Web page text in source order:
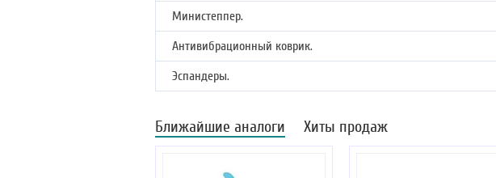
Министеппер.
Антивибрационный коврик.
Эспандеры.
Ближайшие аналоги Хиты продаж